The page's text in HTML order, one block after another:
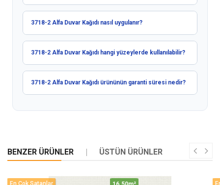
3718-2 Alfa Duvar Kağıdı nasıl uygulanır?
3718-2 Alfa Duvar Kağıdı hangi yüzeylerde kullanılabilir?
3718-2 Alfa Duvar Kağıdı ürününün garanti süresi nedir?
BENZER ÜRÜNLER ÜSTÜN ÜRÜNLER
En Çok Satanlar